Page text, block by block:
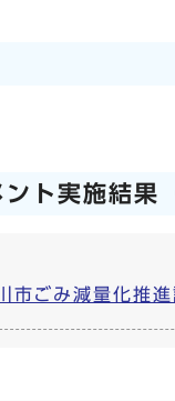
ト実施結果
市ごみ減量化推